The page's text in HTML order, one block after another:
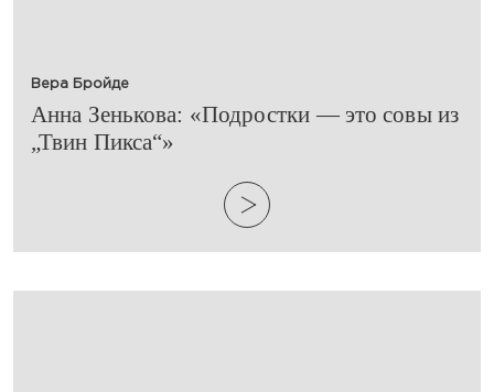
Вера Бройде
​Анна Зенькова: «Подростки — это совы из
„Твин Пикса“»